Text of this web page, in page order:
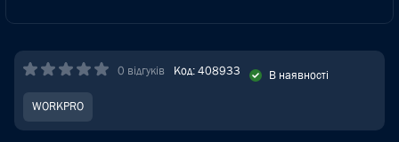
0 відгуків Код: 408933 В наявності
WORKPRO